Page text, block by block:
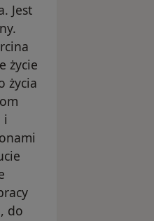
Jest
życie
życia
i
do